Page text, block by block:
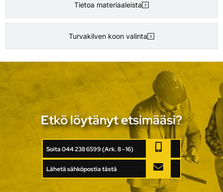
Tietoa materiaaleista
Turvakilven koon valinta
Etkö löytänyt etsimääsi?
Soita 044 238 6599 (Ark. 8 - 16)
Lähetä sähköpostia tästä